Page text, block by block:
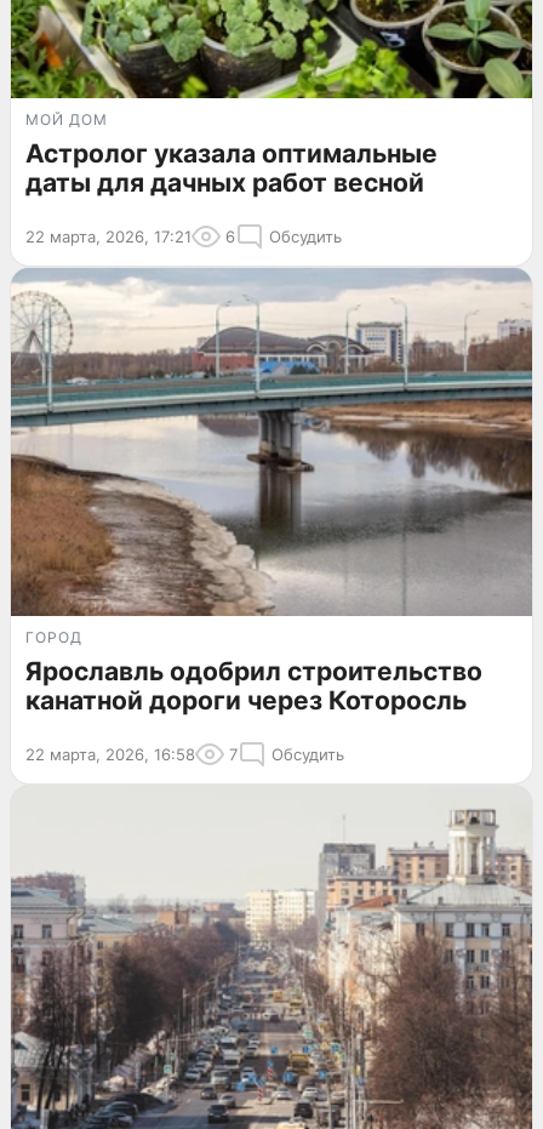
МОЙ ДОМ
Астролог указала оптимальные
даты для дачных работ весной
22 марта, 2026, 17:21 6 Обсудить
ГОРОД
Ярославль одобрил строительство
канатной дороги через Которосль
22 марта, 2026, 16:58 7 Обсудить